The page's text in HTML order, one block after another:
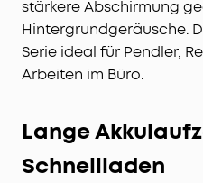
stärkere Abschirmung
Hintergrundgeräusche.
Serie ideal für Pendler,
Arbeiten im Büro.
Lange
Schnellladen